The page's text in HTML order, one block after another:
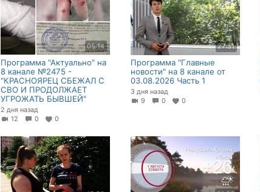
05:14
Программа "Актуально" на
8 канале №2475 -
"КРАСНОЯРЕЦ СБЕЖАЛ С
СВО И ПРОДОЛЖАЕТ
УГРОЖАТЬ БЫВШЕЙ"
2 дня назад
12
0 0
27:51
Программа "Главные
новости" на 8 канале от
03.08.2026 Часть 1
3 дня назад
9
0 0